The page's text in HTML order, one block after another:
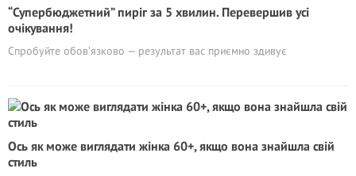
“Супербюджетний” пиріг за 5 хвилин. Перевершив усі
очікування!
Спробуйте обов’язково — результат вас приємно здивує
Ось як може виглядати жінка 60+, якщо вона знайшла свій
стиль